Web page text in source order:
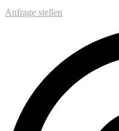
Anfrage stellen